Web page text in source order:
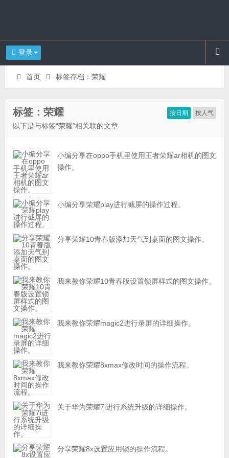
登录
首页 标签存档：荣耀
按日期 按人气
标签：荣耀
以下是与标签“荣耀”相关联的文章
小编分享在oppo手机里使用王者荣耀ar相机的图文
操作。
小编分享荣耀play进行截屏的操作过程。
分享荣耀10青春版添加天气到桌面的图文操作。
我来教你荣耀10青春版设置锁屏样式的图文操作。
我来教你荣耀magic2进行录屏的详细操作。
我来教你荣耀8xmax修改时间的操作流程。
关于华为荣耀7i进行系统升级的详细操作。
分享荣耀8x设置应用锁的操作流程。